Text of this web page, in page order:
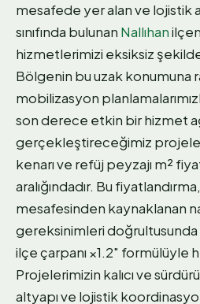
mesafede yer alan ve lojistik
sınıfında bulunan Nallıhan
hizmetlerimizi eksiksiz şekilde
Bölgenin bu uzak
mobilizasyon
son derece etkin bir hizmet
gerçekleştireceğimiz
kenarı ve refüj peyzajı m²
aralığındadır. Bu
mesafesinden kaynaklanan
gereksinimleri
ilçe çarpanı ×1.2" formülüyle
Projelerimizin kalıcı ve
altyapı ve lojistik